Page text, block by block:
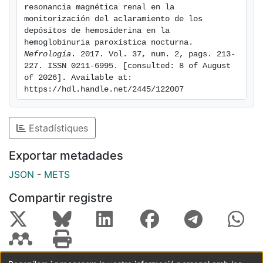
resonancia magnética renal en la
monitorización del aclaramiento de los
depósitos de hemosiderina en la
Nefrología . 2017. Vol. 37, num. 2, pags. 213-
227. ISSN 0211-6995. [consulted: 8 of August
of 2026]. Available at:
https://hdl.handle.net/2445/122007
Estadístiques
Exportar metadades
JSON - METS
Compartir registre